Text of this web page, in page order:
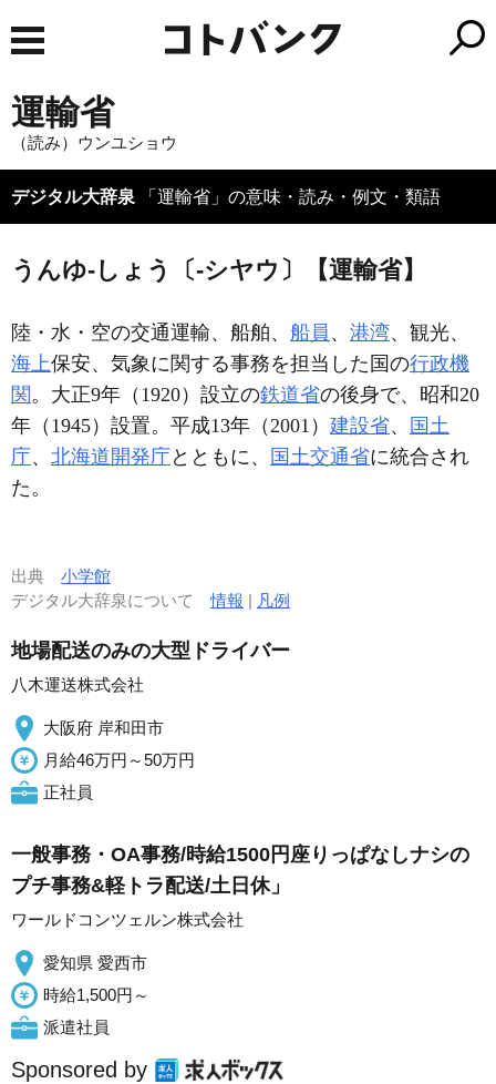
運輸省
（読み）ウンユショウ
デジタル大辞泉 「運輸省」の意味・読み・例文・類語
うんゆ‐しょう〔‐シヤウ〕【運輸省】
陸・水・空の交通運輸、船舶、 船員 、 港湾、観光、
海上保安、気象に関する事務を担当した国の行政機
関。大正9年（1920）設立の鉄道省の後身で、昭和20
年（1945）設置。平成13年（2001） 建設省、
国土
庁、 北海道開発庁とともに、 国土交通省に統合され
た。
出典 小学館
デジタル大辞泉について情報 | 凡例
地場配送のみの大型ドライバー
八木運送株式会社
大阪府 岸和田市
月給46万円～50万円
正社員
一般事務・OA事務/時給1500円座りっぱなしナシの
プチ事務&軽トラ配送/土日休」
ワールドコンツェルン株式会社
愛知県 愛西市
時給1,500円～
派遣社員
Sponsored by